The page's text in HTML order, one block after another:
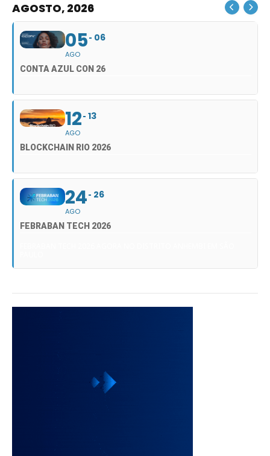
AGOSTO, 2026
05
AGO
06
CONTA AZUL CON 26
12
AGO
13
BLOCKCHAIN RIO 2026
24
AGO
26
FEBRABAN TECH 2026